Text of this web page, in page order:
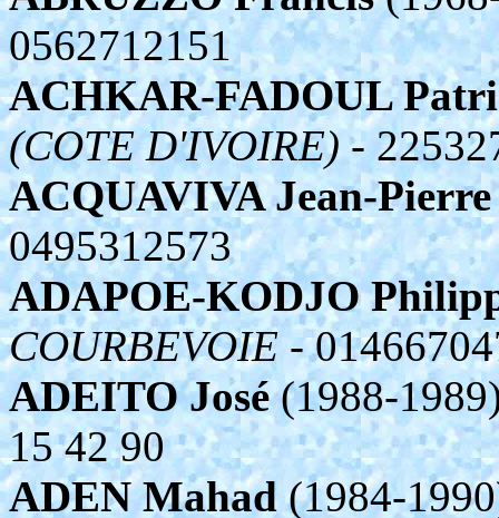
0562712151
ACHKAR-FADOUL
(COTE D'IVOIRE) -
ACQUAVIVA Jean-Pierre
0495312573
ADAPOE-KODJO
COURBEVOIE -
ADEITO José(1988-
15 42 90
ADEN Mahad(1984-